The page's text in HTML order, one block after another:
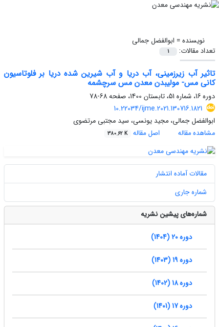
نویسنده = ابوالفضل جمالی
تعداد مقالات:
1
تاثیر آب زیرزمینی، آب دریا و آب شیرین شده دریا بر فلوتاسیون
کانی مس- مولیبدن معدن مس سرچشمه
دوره 16، شماره 51، تابستان 1400، صفحه
68-78
10.22034/ijme.2021.130716.1821
ابوالفضل جمالی، مجید یونسی، سید مجتبی مرتضوی
مشاهده مقاله
اصل مقاله 380.62 K
مقالات آماده انتشار
شماره جاری
شماره‌های پیشین نشریه
دوره 20 (1404)
دوره 19 (1403)
دوره 18 (1402)
دوره 17 (1401)